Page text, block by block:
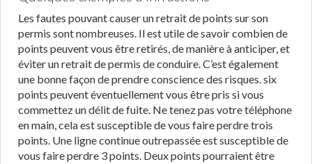
Les fautes pouvant causer un retrait de points sur son
permis sont nombreuses. Il est utile de savoir combien de
points peuvent vous être retirés, de manière à anticiper, et
éviter un retrait de permis de conduire. C’est également
une bonne façon de prendre conscience des risques. six
points peuvent éventuellement vous être pris si vous
commettez un délit de fuite. Ne tenez pas votre téléphone
en main, cela est susceptible de vous faire perdre trois
points. Une ligne continue outrepassée est susceptible de
vous faire perdre 3 points. Deux points pourraient être